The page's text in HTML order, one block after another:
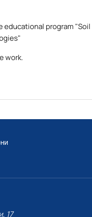
educational program "Soil
work.
17